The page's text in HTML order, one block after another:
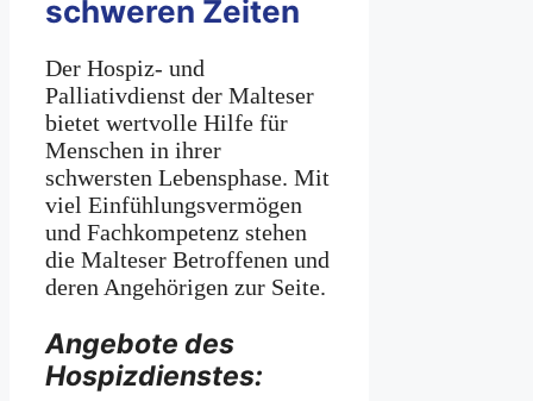
schweren Zeiten
Der Hospiz- und
Palliativdienst der Malteser
bietet wertvolle Hilfe für
Menschen in ihrer
schwersten Lebensphase. Mit
viel Einfühlungsvermögen
und Fachkompetenz stehen
die Malteser Betroffenen und
deren Angehörigen zur Seite.
Angebote des
Hospizdienstes: